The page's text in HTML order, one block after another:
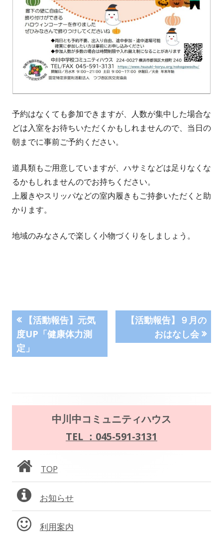
予約はなくても参加できますが、人数が集中した場合な
どは入室をお待ちいただくかもしれませんので、当日の
朝までに事前ご予約ください。
道具類もご用意していますが、ハサミなどは足りなくな
るかもしれませんのでお持ちください。
上履きやスリッパなどの室内履きもご持参いただくと助
かります。
地域のみなさんで楽しく小物づくりをしましょう。
投
稿
ゲ
シ
ョ
ン
前
の
記
事:
【活動報告】元気
度UP「健康体力測
定」
次
記
【活動報告】９月の
おはなし会
ン
サ
イ
ド
中川中コミュニティハウス
TEL ：045-591-3131
TOP
お知らせ
利用案内